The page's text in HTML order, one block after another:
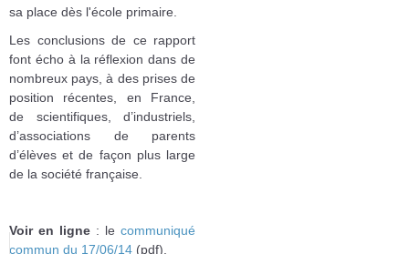
sa place dès l'école primaire.
Les conclusions de ce rapport
font écho à la réflexion dans de
nombreux pays, à des prises de
position récentes, en France,
de scientifiques, d’industriels,
d’associations de parents
d’élèves et de façon plus large
de la société française.
Voir en ligne : le communiqué
commun du 17/06/14 (pdf).